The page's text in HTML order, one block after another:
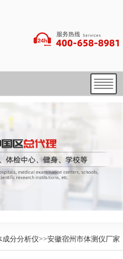
成分分析仪>>安徽宿州市体测仪厂家